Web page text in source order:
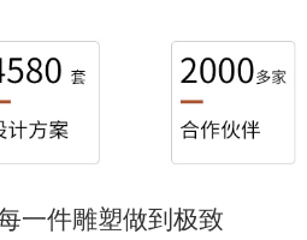
一件雕塑做到极致